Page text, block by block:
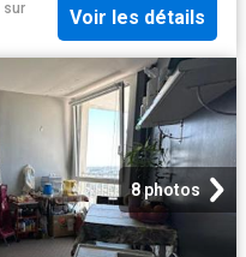
sur
Voir les détails
8 photos